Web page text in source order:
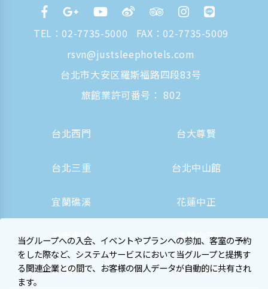
TEL： 02-7735-5000
FAX：02-7735-5009
rsvn@justsleephotels.com
台北市大安区羅斯福路四段83号
旅館業許可番号： 802
台北西門 台大尊賢
台北三重 台北中山館
宜蘭礁溪 花蓮中正
台南虎山 高雄中正
高雄駅前 大阪心斎橋
当グループへの入会、イベントやプランへの参加、客室の予約
をした際など、システムサービスにおいて当グループと提携す
る関連企業との間で、お客様の個人データが自動的に共有され
ます。